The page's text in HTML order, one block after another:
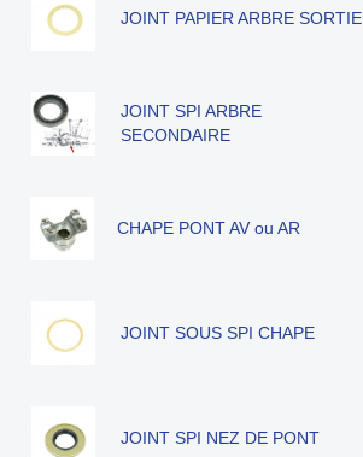
JOINT PAPIER ARBRE SORTIE
JOINT SPI ARBRE
SECONDAIRE
CHAPE PONT AV ou AR
JOINT SOUS SPI CHAPE
JOINT SPI NEZ DE PONT